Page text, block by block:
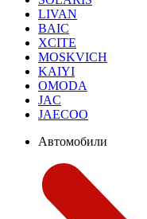
LIVAN
BAIC
XCITE
MOSKVICH
KAIYI
OMODA
JAC
JAECOO
Автомобили